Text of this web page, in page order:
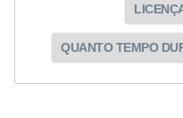
QUANTO TEMPO